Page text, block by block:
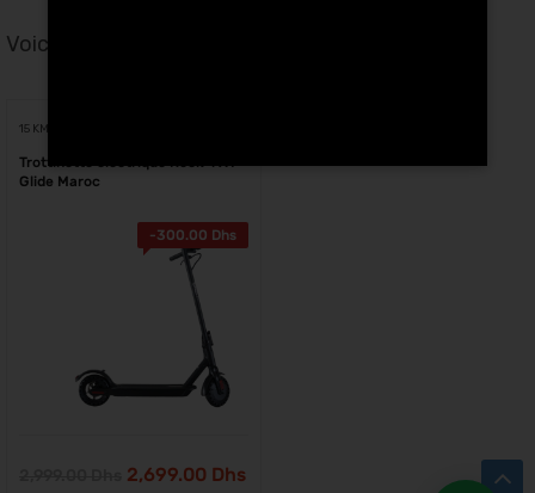
Voici le seul résultat
15 KM
Trottinette électrique Rock-i X1
Glide Maroc
-300.00 Dhs
2,699.00 Dhs